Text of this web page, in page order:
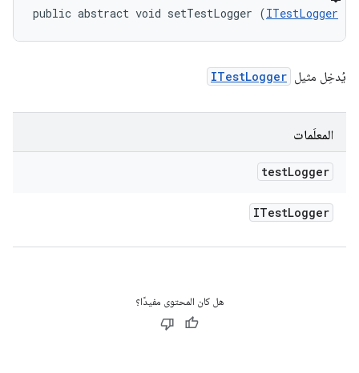
public abstract void setTestLogger (ITestLogger
يُدخِل مثيل ITestLogger
المعلَمات
testLogger
ITestLogger
هل كان المحتوى مفيدًا؟